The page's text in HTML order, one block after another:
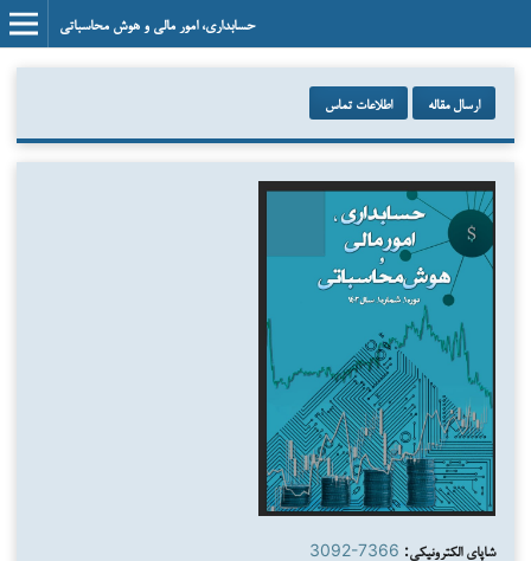
حسابداری، امور مالی و هوش محاسباتی
ارسال مقاله اطلاعات تماس
شاپای الکترونیکی: 3092-7366